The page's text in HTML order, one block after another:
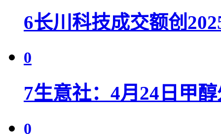
6长川科技成交额创
0
7生意社：4月24日甲
0